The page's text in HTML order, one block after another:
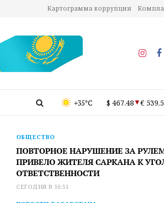
Картограмма коррупции
+35°C $ 467.48 €
ОБЩЕСТВО
ПОВТОРНОЕ НАРУШЕНИЕ ЗА
ПРИВЕЛО ЖИТЕЛЯ САРКАНА К
ОТВЕТСТВЕННОСТИ
СЕГОДНЯ В 16:51